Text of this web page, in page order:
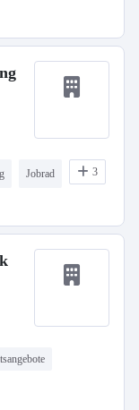
Jobrad 3